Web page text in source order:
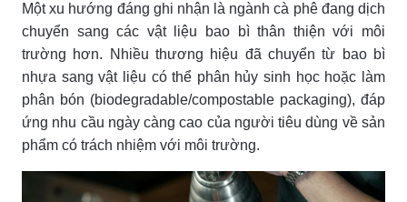
Một xu hướng đáng ghi nhận là ngành cà phê đang dịch
chuyển sang các vật liệu bao bì thân thiện với môi
trường hơn. Nhiều thương hiệu đã chuyển từ bao bì
nhựa sang vật liệu có thể phân hủy sinh học hoặc làm
phân bón (biodegradable/compostable packaging), đáp
ứng nhu cầu ngày càng cao của người tiêu dùng về sản
phẩm có trách nhiệm với môi trường.